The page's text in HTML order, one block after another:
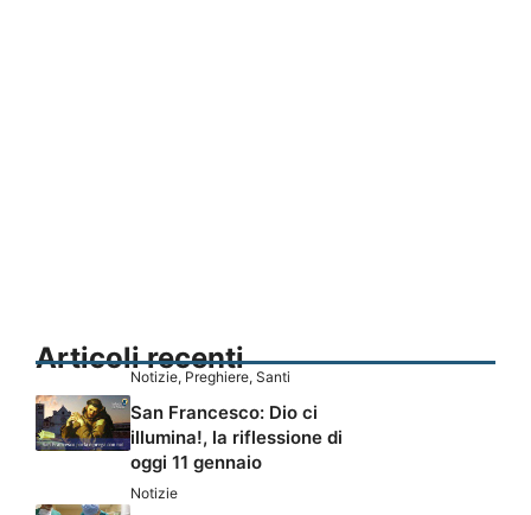
Articoli recenti
Notizie, Preghiere, Santi
San Francesco: Dio ci
illumina!, la riflessione di
oggi 11 gennaio
Notizie